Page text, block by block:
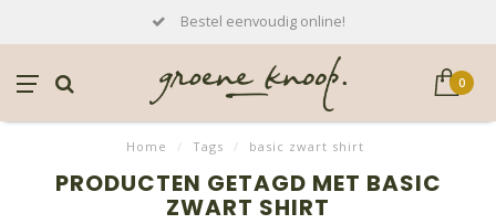
Bestel eenvoudig online!
0
Home / Tags / basic zwart shirt
PRODUCTEN GETAGD MET BASIC
ZWART SHIRT